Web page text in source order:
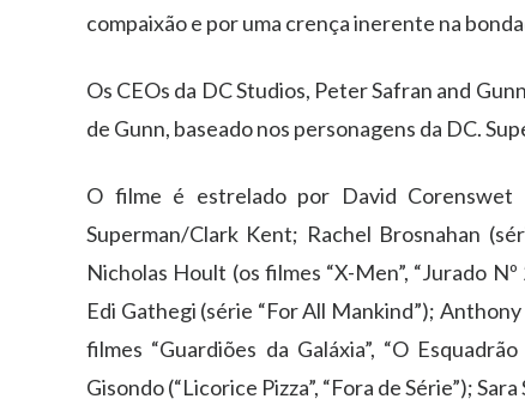
compaixão e por uma crença inerente na
Os CEOs da DC Studios, Peter Safran and
de Gunn, baseado nos personagens da DC.
O filme é estrelado por David Corenswet
Superman/Clark Kent; Rachel Brosnahan
Nicholas Hoult (os filmes “X-Men”, “Jurado
Edi Gathegi (série “For All Mankind”);
filmes “Guardiões da Galáxia”, “O
Gisondo (“Licorice Pizza”, “Fora de Série”);